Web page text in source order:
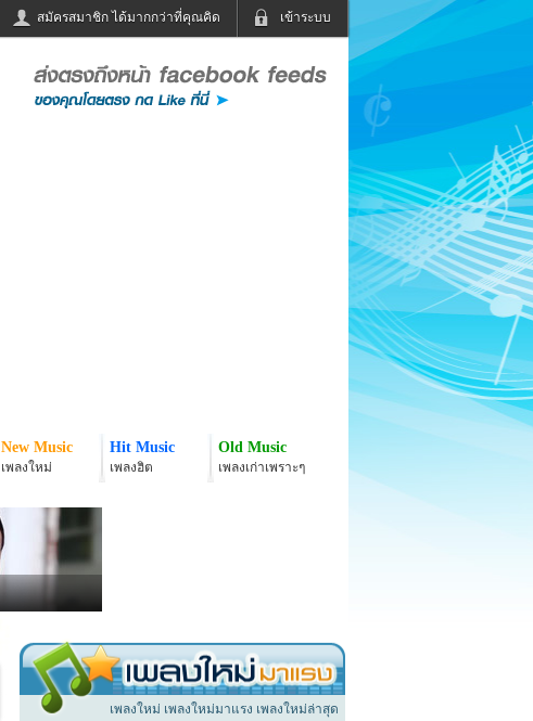
เข้าระบบ
สมัครสมาชิก ได้มากกว่าที่คุณคิด
ฟังวิทยุออนไลน์
Email
New Music
เพลงใหม่
Hit Music
เพลงฮิต
Old Music
เพลงเก่าเพราะๆ
เพลงใหม่ เพลงใหม่มาแรง เพลงใหม่ล่าสุด